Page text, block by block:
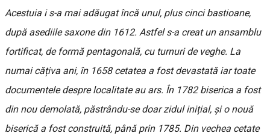
Acestuia i s-a mai adăugat încă unul, plus cinci bastioane,
după asediile saxone din 1612. Astfel s-a creat un ansamblu
fortificat, de formă pentagonală, cu turnuri de veghe. La
numai cățiva ani, în 1658 cetatea a fost devastată iar toate
documentele despre localitate au ars. În 1782 biserica a fost
din nou demolată, păstrându-se doar zidul inițial, și o nouă
biserică a fost construită, până prin 1785. Din vechea cetate